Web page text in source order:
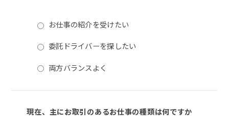
お仕事の紹介を受けたい
委託ドライバーを探したい
両方バランスよく
現在、主にお取引のあるお仕事の種類は何ですか